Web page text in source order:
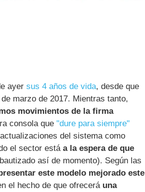
ayer sus 4 años de vida, desde que
marzo de 2017. Mientras tanto,
movimientos de la firma
consola que "dure para siempre"
del sistema como
el sector está a la espera de que
así de momento). Según las
este modelo mejorado este
el hecho de que ofrecerá una